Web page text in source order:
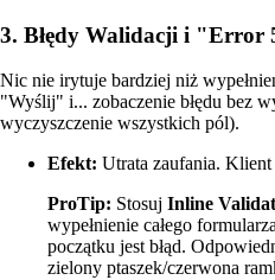
3. Błędy Walidacji i "Error
Nic nie irytuje bardziej niż
"Wyślij" i... zobaczenie błędu bez
wyczyszczenie wszystkich pól).
Efekt: Utrata zaufania.
ProTip: Stosuj Inline
wypełnienie całego
początku jest błąd.
zielony ptaszek/czerwona